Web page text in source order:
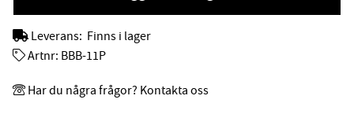
Leverans: Finns i lager
Artnr: BBB-11P
Har du några frågor? Kontakta oss